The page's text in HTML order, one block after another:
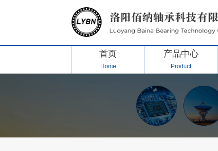
首页
Home
产品中心
Product